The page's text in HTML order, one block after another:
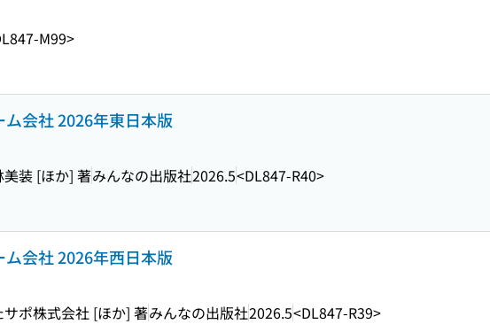
M99>
会社 2026年東日本版
美装 [ほか] 著みんなの出版社2026.5<DL847-R40>
会社 2026年西日本版
ポ株式会社 [ほか] 著みんなの出版社2026.5<DL847-R39>